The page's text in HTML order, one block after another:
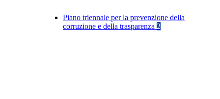
Piano triennale per la prevenzione della
corruzione e della trasparenza 2